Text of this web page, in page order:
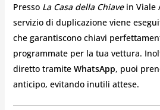
Presso La Casa della Chiavein Viale
servizio di duplicazione viene
che garantiscono chiavi
programmate per la tua vettura.
diretto tramite WhatsApp, puoi
anticipo, evitando inutili attese.